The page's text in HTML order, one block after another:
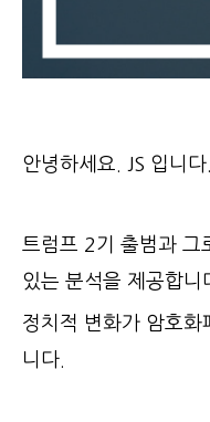
안녕하세요. JS 입니다.
트럼프 2기 출범과 그
있는 분석을 제공합니
정치적 변화가 암호화
니다.